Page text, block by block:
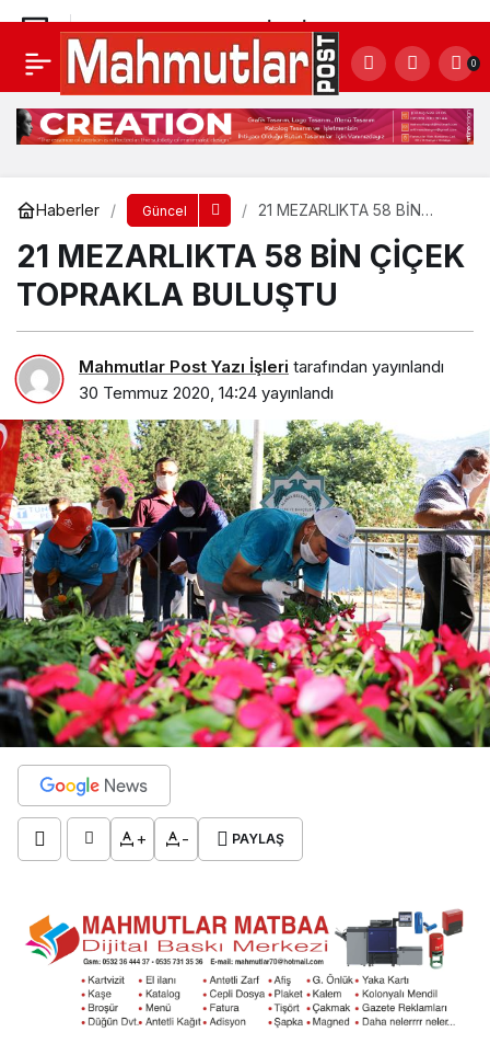
0
Haberler Güncel
21 MEZARLIKTA 58 BİN
21 MEZARLIKTA 58 BİN ÇİÇEK
TOPRAKLA BULUŞTU
Mahmutlar Post Yazı İşleri tarafından yayınlandı
30 Temmuz 2020, 14:24 yayınlandı
+ - PAYLAŞ
21 MEZARLIKTA 58 BİN ÇİÇEK TOPRAKLA
BULUŞTU
Yorum Yap